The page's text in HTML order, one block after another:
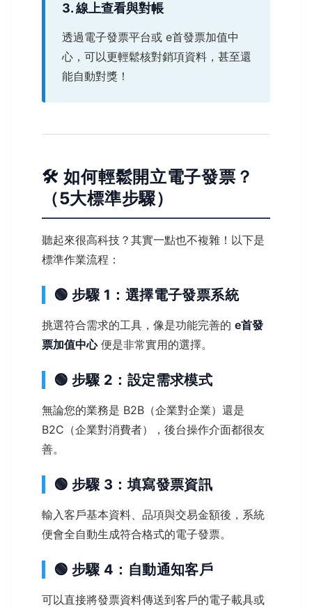
3. 線上查看與對帳
透過電子發票平台或 e首發票加值中
心，可以更輕鬆核對銷項資料，甚至還
能自動對獎！
🛠️ 如何輕鬆開立電子發票？
（5大標準步驟）
聽起來很高科技？其實一點也不複雜！以下是
標準作業流程：
🟢 步驟 1：選擇電子發票系統
挑選符合需求的工具，像是功能完善的 e首發
票加值中心便是非常實用的選擇。
🟢 步驟 2：設定需求模式
無論您的業務是 B2B（企業對企業）還是
B2C（企業對消費者），後台操作介面都很友
善。
🟢 步驟 3：填寫發票資訊
輸入客戶基本資料、品項與交易金額後，系統
便會全自動生成符合格式的電子發票。
🟢 步驟 4：自動通知客戶
可以直接將發票資料傳送到客戶的電子載具或